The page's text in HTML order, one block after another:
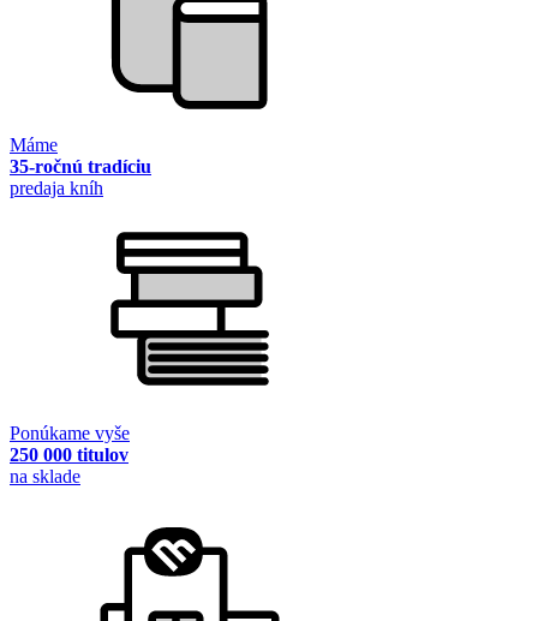
Máme
35-ročnú tradíciu
predaja kníh
Ponúkame vyše
250 000 titulov
na sklade